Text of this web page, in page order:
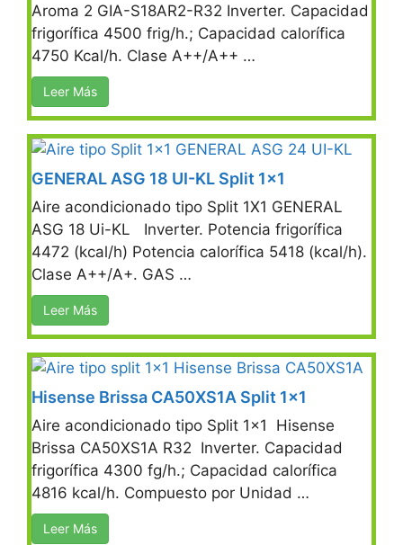
Aroma 2 GIA-S18AR2-R32 Inverter. Capacidad
frigorífica 4500 frig/h.; Capacidad calorífica
4750 Kcal/h. Clase A++/A++ …
Leer Más
GENERAL ASG 18 UI-KL Split 1×1
Aire acondicionado tipo Split 1X1 GENERAL
ASG 18 Ui-KL Inverter. Potencia frigorífica
4472 (kcal/h) Potencia calorífica 5418 (kcal/h).
Clase A++/A+. GAS …
Leer Más
Hisense Brissa CA50XS1A Split 1×1
Aire acondicionado tipo Split 1×1 Hisense
Brissa CA50XS1A R32 Inverter. Capacidad
frigorífica 4300 fg/h.; Capacidad calorífica
4816 kcal/h. Compuesto por Unidad …
Leer Más